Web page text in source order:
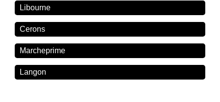
Libourne
Cerons
Marcheprime
Langon